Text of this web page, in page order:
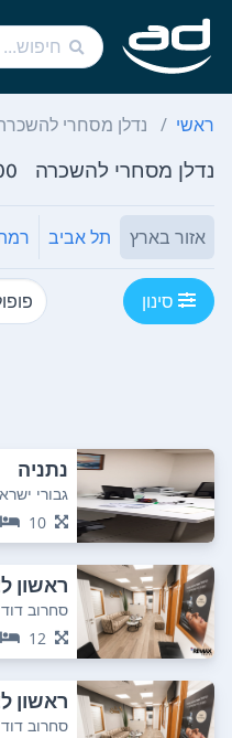
ראשי נדלן מסחרי
נדלן מסחרי להשכרה 400
אזור בארץ תל אביב
סינון
נתניה
גבורי ישראל
10
ראשון
סחרוב דוד 19
12
ראשון
סחרוב דוד 19